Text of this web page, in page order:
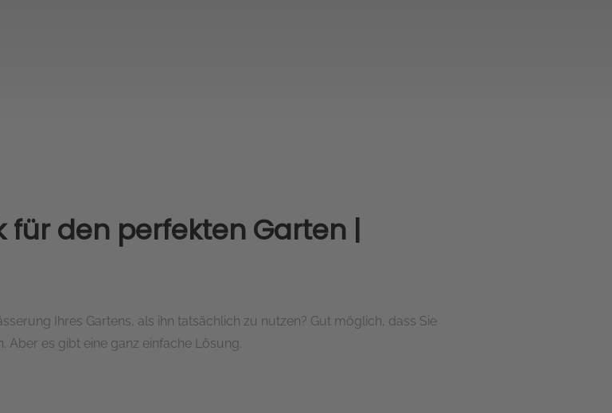
für den perfekten Garten |
Ihres Gartens, als ihn tatsächlich zu nutzen? Gut möglich, dass Sie
Aber es gibt eine ganz einfache Lösung.